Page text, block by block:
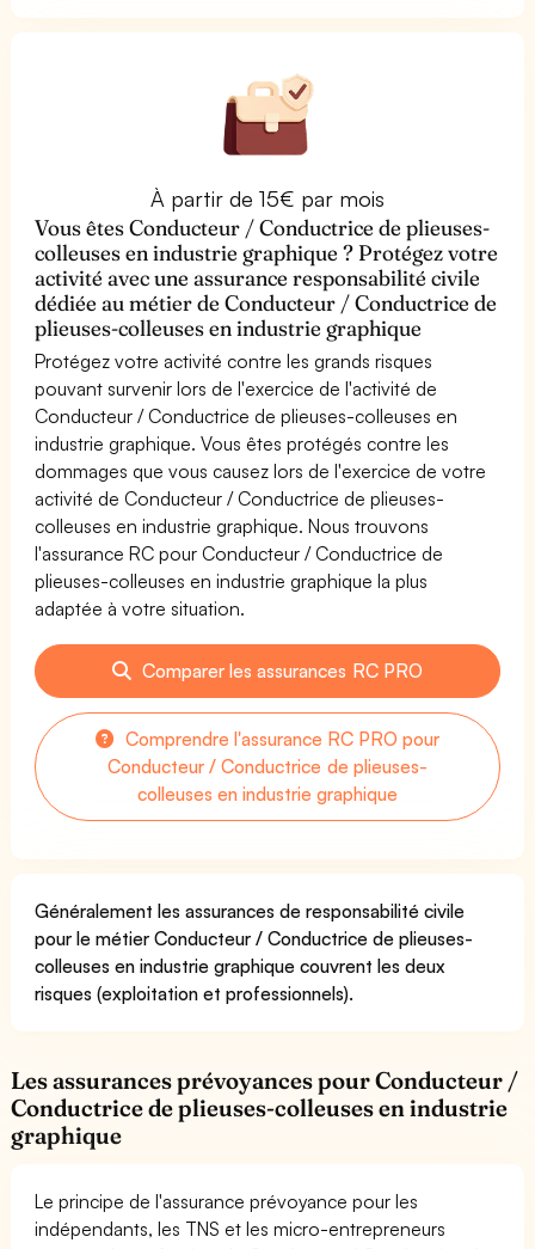
À partir de 15€ par mois
Vous êtes Conducteur / Conductrice de plieuses-
colleuses en industrie graphique ? Protégez votre
activité avec une assurance responsabilité civile
dédiée au métier de Conducteur / Conductrice de
plieuses-colleuses en industrie graphique
Protégez votre activité contre les grands risques
pouvant survenir lors de l'exercice de l'activité de
Conducteur / Conductrice de plieuses-colleuses en
industrie graphique. Vous êtes protégés contre les
dommages que vous causez lors de l'exercice de votre
activité de Conducteur / Conductrice de plieuses-
colleuses en industrie graphique. Nous trouvons
l'assurance RC pour Conducteur / Conductrice de
plieuses-colleuses en industrie graphique la plus
adaptée à votre situation.
Comparer les assurances RC PRO
Comprendre l'assurance RC PRO pour
Conducteur / Conductrice de plieuses-
colleuses en industrie graphique
Généralement les assurances de responsabilité civile
pour le métier Conducteur / Conductrice de plieuses-
colleuses en industrie graphique couvrent les deux
risques (exploitation et professionnels).
Les assurances prévoyances pour Conducteur /
Conductrice de plieuses-colleuses en industrie
graphique
Le principe de l'assurance prévoyance pour les
indépendants, les TNS et les micro-entrepreneurs